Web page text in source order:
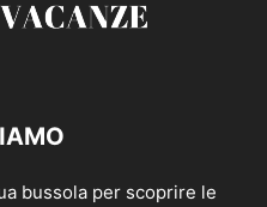
bussola per scoprire le